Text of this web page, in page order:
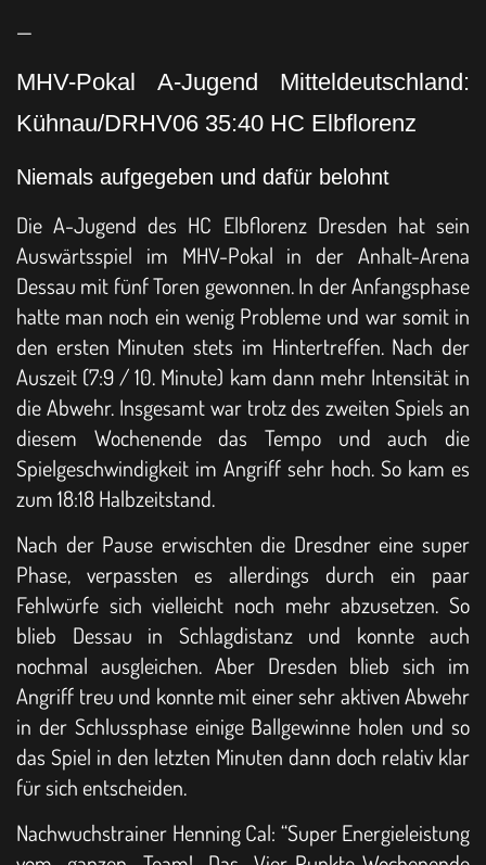
—
MHV-Pokal A-Jugend Mitteldeutschland:
Kühnau/DRHV06 35:40 HC Elbflorenz
Niemals aufgegeben und dafür belohnt
Die A-Jugend des HC Elbflorenz Dresden hat sein
Auswärtsspiel im MHV-Pokal in der Anhalt-Arena
Dessau mit fünf Toren gewonnen. In der Anfangsphase
hatte man noch ein wenig Probleme und war somit in
den ersten Minuten stets im Hintertreffen. Nach der
Auszeit (7:9 / 10. Minute) kam dann mehr Intensität in
die Abwehr. Insgesamt war trotz des zweiten Spiels an
diesem Wochenende das Tempo und auch die
Spielgeschwindigkeit im Angriff sehr hoch. So kam es
zum 18:18 Halbzeitstand.
Nach der Pause erwischten die Dresdner eine super
Phase, verpassten es allerdings durch ein paar
Fehlwürfe sich vielleicht noch mehr abzusetzen. So
blieb Dessau in Schlagdistanz und konnte auch
nochmal ausgleichen. Aber Dresden blieb sich im
Angriff treu und konnte mit einer sehr aktiven Abwehr
in der Schlussphase einige Ballgewinne holen und so
das Spiel in den letzten Minuten dann doch relativ klar
für sich entscheiden.
Nachwuchstrainer Henning Cal: “Super Energieleistung